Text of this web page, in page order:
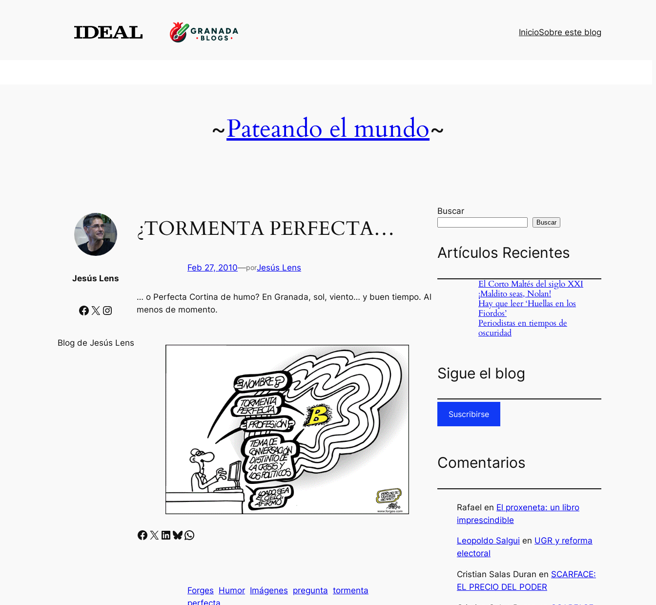
InicioSobre este blog
~Pateando el mundo~
Jesús Lens
Facebook X Instagram
Blog de Jesús Lens
¿TORMENTA PERFECTA…
Feb 27, 2010—porJesús Lens
… o Perfecta Cortina de humo? En Granada, sol, viento… y buen tiempo. Al
menos de momento.
Facebook X LinkedIn Bluesky Whatsapp
Forges Humor Imágenes pregunta tormenta
Buscar
Buscar
Artículos Recientes
El Corto Maltés del siglo XXI
¡Maldito seas, Nolan!
Hay que leer ‘Huellas en los
Fiordos’
Periodistas en tiempos de
oscuridad
Sigue el blog
Suscribirse
Comentarios
Rafael en El proxeneta: un libro
imprescindible
Leopoldo Salgui en UGR y reforma
electoral
Cristian Salas Duran en SCARFACE:
EL PRECIO DEL PODER